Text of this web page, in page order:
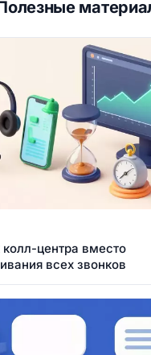
колл-центра вместо
всех звонков